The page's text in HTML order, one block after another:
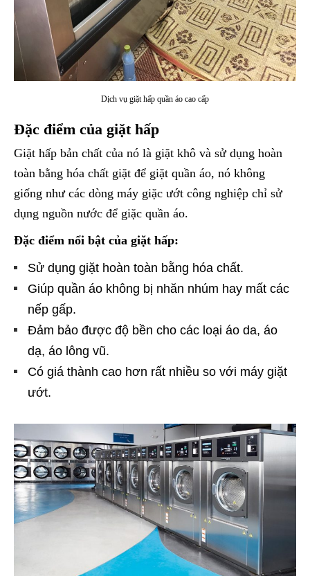
Dịch vụ giặt hấp quần áo cao cấp
Đặc điểm của giặt hấp
Giặt hấp bản chất của nó là giặt khô và sử dụng hoàn
toàn bằng hóa chất giặt để giặt quần áo, nó không
giống như các dòng máy giặc ướt công nghiệp chỉ sử
dụng nguồn nước để giặc quần áo.
Đặc điểm nổi bật của giặt hấp:
Sử dụng giặt hoàn toàn bằng hóa chất.
Giúp quần áo không bị nhăn nhúm hay mất các
nếp gấp.
Đảm bảo được độ bền cho các loại áo da, áo
dạ, áo lông vũ.
Có giá thành cao hơn rất nhiều so với máy giặt
ướt.